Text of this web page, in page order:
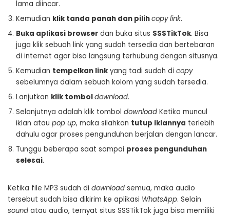
lama diincar.
Kemudian klik tanda panah dan pilihcopy link.
Buka aplikasi browser dan buka situs SSSTikTok. Bisa
juga klik sebuah link yang sudah tersedia dan bertebaran
di internet agar bisa langsung terhubung dengan situsnya.
Kemudian tempelkan link yang tadi sudah di copy
sebelumnya dalam sebuah kolom yang sudah tersedia.
Lanjutkan klik tomboldownload.
Selanjutnya adalah klik tombol download Ketika muncul
iklan atau pop up, maka silahkan tutup iklannya terlebih
dahulu agar proses pengunduhan berjalan dengan lancar.
Tunggu beberapa saat sampai proses pengunduhan
selesai.
Ketika file MP3 sudah di download semua, maka audio
tersebut sudah bisa dikirim ke aplikasi WhatsApp. Selain
sound atau audio, ternyat situs SSSTikTok juga bisa memiliki